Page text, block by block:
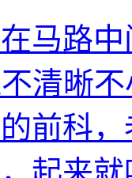
马路
清晰
前科